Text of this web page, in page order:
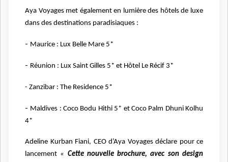
Aya Voyages met également en lumière des hôtels de luxe
dans des destinations paradisiaques :
- Maurice : Lux Belle Mare 5*
- Réunion : Lux Saint Gilles 5* et Hôtel Le Récif 3*
- Zanzibar : The Residence 5*
- Maldives : Coco Bodu Hithi 5* et Coco Palm Dhuni Kolhu
4*
Adeline Kurban Fiani, CEO d’Aya Voyages déclare pour ce
lancement « Cette nouvelle brochure, avec son design